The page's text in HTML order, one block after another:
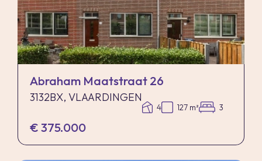
Abraham Maatstraat 26
3132BX, VLAARDINGEN
4 127 m² 3
€ 375.000